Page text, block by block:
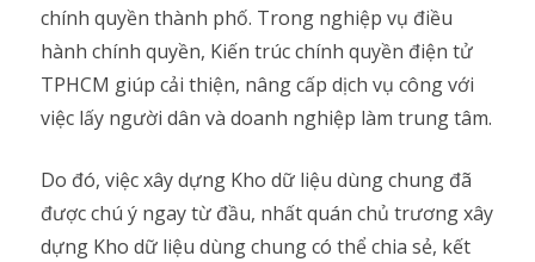
chính quyền thành phố. Trong nghiệp vụ điều
hành chính quyền, Kiến trúc chính quyền điện tử
TPHCM giúp cải thiện, nâng cấp dịch vụ công với
việc lấy người dân và doanh nghiệp làm trung tâm.
Do đó, việc xây dựng Kho dữ liệu dùng chung đã
được chú ý ngay từ đầu, nhất quán chủ trương xây
dựng Kho dữ liệu dùng chung có thể chia sẻ, kết